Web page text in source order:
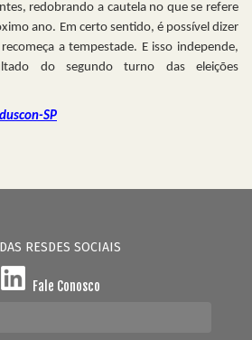
redobrando a cautela no que se refere
ano. Em certo sentido, é possível dizer
a tempestade. E isso independe,
do segundo turno das eleições
SP
RESDES SOCIAIS
Fale Conosco